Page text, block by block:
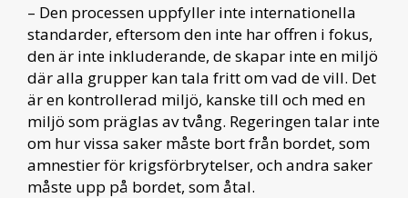
– Den processen uppfyller inte internationella
standarder, eftersom den inte har offren i fokus,
den är inte inkluderande, de skapar inte en miljö
där alla grupper kan tala fritt om vad de vill. Det
är en kontrollerad miljö, kanske till och med en
miljö som präglas av tvång. Regeringen talar inte
om hur vissa saker måste bort från bordet, som
amnestier för krigsförbrytelser, och andra saker
måste upp på bordet, som åtal.